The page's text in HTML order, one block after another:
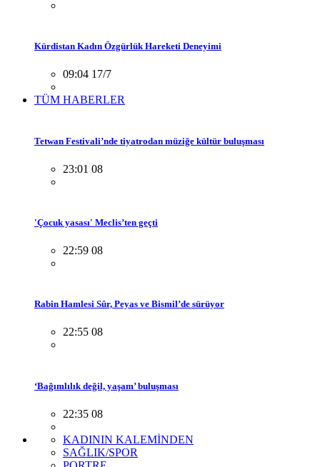
Kürdistan Kadın Özgürlük Hareketi Deneyimi
09:04 17/7
TÜM HABERLER
Tetwan Festivali’nde tiyatrodan müziğe kültür buluşması
23:01 08
'Çocuk yasası' Meclis’ten geçti
22:59 08
Rabin Hamlesi Sûr, Peyas ve Bismil’de sürüyor
22:55 08
‘Bağımlılık değil, yaşam’ buluşması
22:35 08
KADININ KALEMİNDEN
SAĞLIK/SPOR